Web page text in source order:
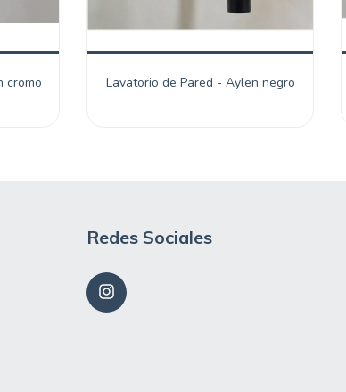
cromo Lavatorio de Pared - Aylen negro
Redes Sociales